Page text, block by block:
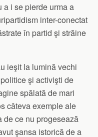
a i se pierde urma a
inter-conectat
în partid şi străine
ieşit la lumină vechi
şi activişti de
spălată de mari
câteva exemple ale
de ce nu progesează
şansa istorică de a